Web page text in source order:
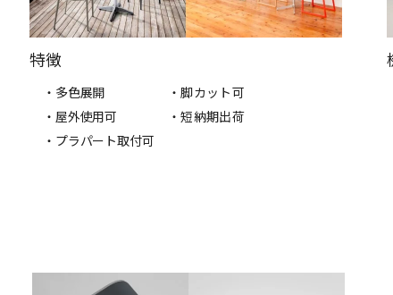
特徴
・多色展開
・屋外使用可
・プラパート取付可
・脚カット可
・短納期出荷